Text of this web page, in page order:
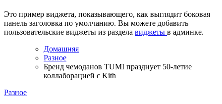
Это пример виджета, показывающего, как выглядит боковая
панель заголовка по умолчанию. Вы можете добавить
пользовательские виджеты из раздела виджеты в админке.
Домашняя
Разное
Бренд чемоданов TUMI празднует 50-летие
коллаборацией с Kith
Разное